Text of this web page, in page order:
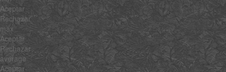
Aceptar
Rechazar
max
Aceptar
Rechazar
average
Aceptar